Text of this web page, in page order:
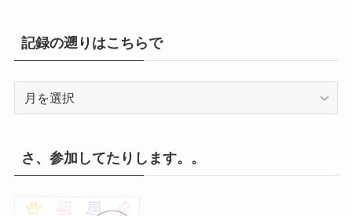
記録の遡りはこちらで
り
こ
さ、参加してたりします。。